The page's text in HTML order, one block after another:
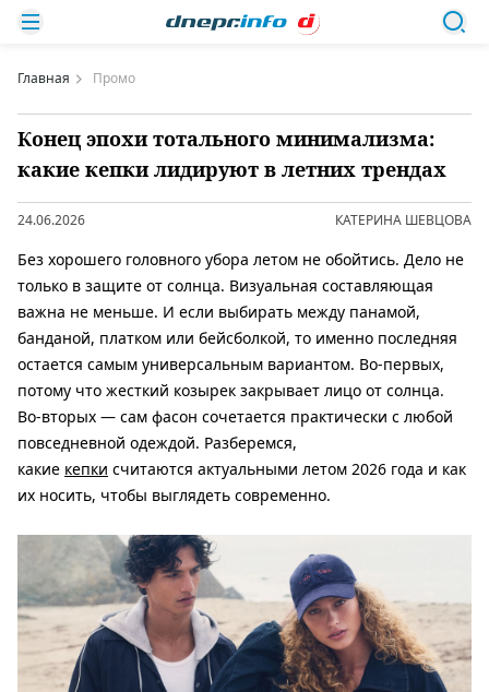
Главная Промо
Конец эпохи тотального минимализма:
какие кепки лидируют в летних трендах
24.06.2026 КАТЕРИНА ШЕВЦОВА
Без хорошего головного убора летом не обойтись. Дело не
только в защите от солнца. Визуальная составляющая
важна не меньше. И если выбирать между панамой,
банданой, платком или бейсболкой, то именно последняя
остается самым универсальным вариантом. Во-первых,
потому что жесткий козырек закрывает лицо от солнца.
Во-вторых — сам фасон сочетается практически с любой
повседневной одеждой. Разберемся,
какие кепки считаются актуальными летом 2026 года и как
их носить, чтобы выглядеть современно.